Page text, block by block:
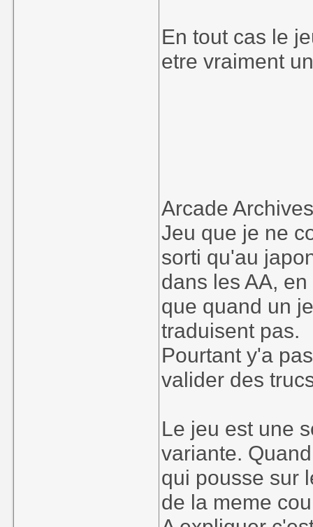
En tout cas le
etre vraiment
Arcade
Jeu que je ne
sorti qu'au
dans les AA,
que quand un
traduisent pas.
Pourtant y'a
valider des
Le jeu est une
variante.
qui pousse sur
de la meme